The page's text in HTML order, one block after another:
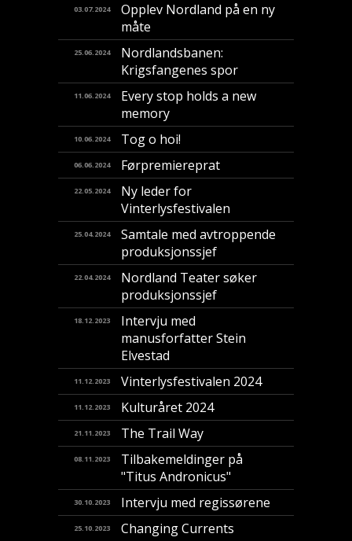
03.07.2024
Opplev Nordland på en ny
måte
25.06.2024
Nordlandsbanen:
Krigsfangenes spor
11.06.2024
Every stop holds a new
memory
10.06.2024 Tog o hoi!
06.06.2024 Førpremiereprat
22.05.2024
Ny leder for
Vinterlysfestivalen
25.04.2024
Samtale med avtroppende
produksjonssjef
22.04.2024
Nordland Teater søker
produksjonssjef
18.12.2023
Intervju med
manusforfatter Stein
Elvestad
11.12.2023 Vinterlysfestivalen 2024
11.12.2023 Kulturåret 2024
21.11.2023 The Trail Way
08.11.2023
Tilbakemeldinger på
"Titus Andronicus"
30.10.2023 Intervju med regissørene
25.10.2023 Changing Currents